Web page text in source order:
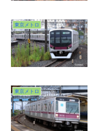
東京メトロ
東京メトロ